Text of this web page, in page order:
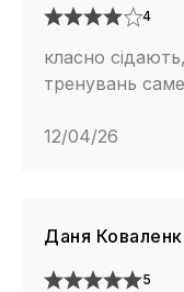
4
класно
тренувань
12/04/26
Даня
5